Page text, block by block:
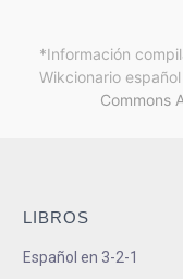
*Información
Wikcionario
Commons
LIBROS
Español en 3-2-1